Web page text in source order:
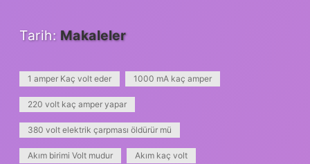
Tarih: Makaleler
1 amper Kaç volt eder 1000 mA kaç amper
220 volt kaç amper yapar
380 volt elektrik çarpması öldürür mü
Akım birimi Volt mudur Akım kaç volt